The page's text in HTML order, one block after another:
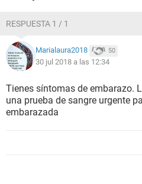
RESPUESTA 1 / 1
Marialaura2018 50
30 jul 2018 a las 12:34
Tienes síntomas de embarazo.
una prueba de sangre urgente
embarazada